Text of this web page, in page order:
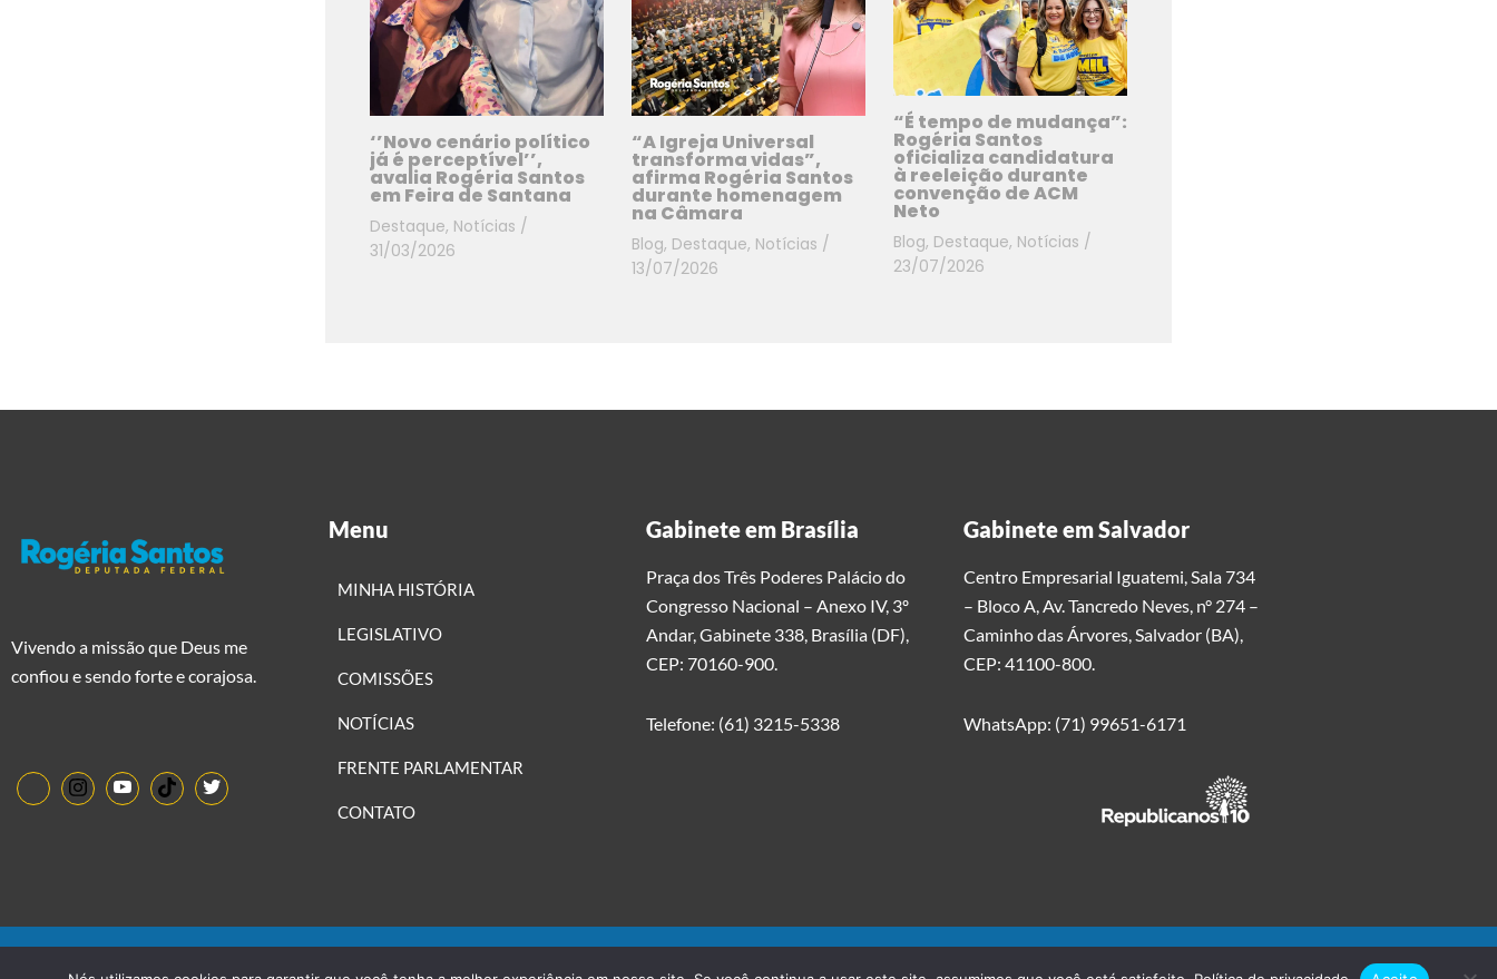
‘’Novo cenário político
já é perceptível’’,
avalia Rogéria Santos
em Feira de Santana
Destaque, Notícias /
31/03/2026
“A Igreja Universal
transforma vidas”,
afirma Rogéria Santos
durante homenagem
na Câmara
Blog, Destaque, Notícias /
13/07/2026
“É tempo de mudança”:
Rogéria Santos
oficializa candidatura
à reeleição durante
convenção de ACM
Neto
Blog, Destaque, Notícias /
23/07/2026
Vivendo a missão que Deus me
confiou e sendo forte e corajosa.
Menu
MINHA HISTÓRIA
LEGISLATIVO
COMISSÕES
NOTÍCIAS
FRENTE PARLAMENTAR
CONTATO
Gabinete em Brasília
Praça dos Três Poderes Palácio do
Congresso Nacional – Anexo IV, 3º
Andar, Gabinete 338, Brasília (DF),
CEP: 70160-900.
Telefone: (61) 3215-5338
Gabinete em Salvador
Centro Empresarial Iguatemi, Sala 734
– Bloco A, Av. Tancredo Neves, n° 274 –
Caminho das Árvores, Salvador (BA),
CEP: 41100-800.
WhatsApp: (71) 99651-6171
©2022 Politimax LTDA Direitos Reservados.